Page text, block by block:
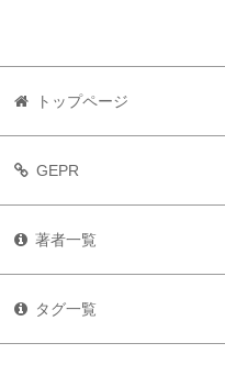
トップページ
GEPR
著者一覧
タグ一覧